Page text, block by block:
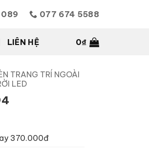
077 674 5588
LIÊN HỆ 0₫
TRANG TRÍ NGOÀI
LED
370.000đ